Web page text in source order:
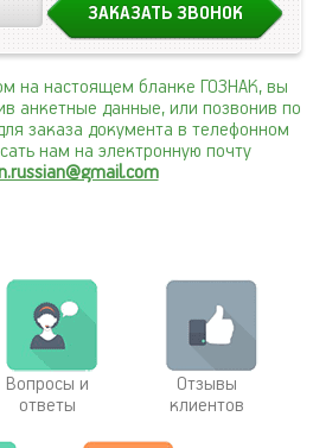
на настоящем бланке ГОЗНАК, вы
анкетные данные, или позвонив по
заказа документа в телефонном
нам на электронную почту
Вопросы и
ответы
Отзывы
клиентов